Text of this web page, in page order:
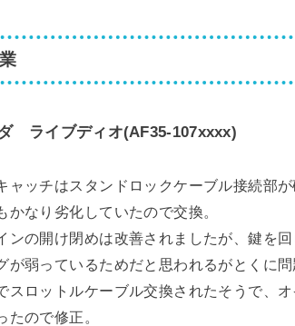
ライブディオ(AF35-107xxxx)
ャッチはスタンドロックケーブル接続部
かなり劣化していたので交換。
ンの開け閉めは改善されましたが、鍵を
が弱っているためだと思われるがとくに問
スロットルケーブル交換されたそうで、
たので修正。